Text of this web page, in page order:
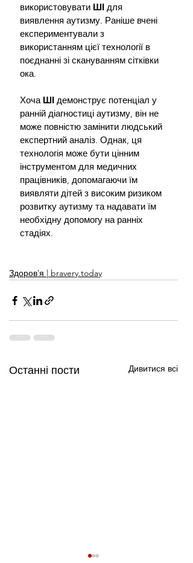
використовувати ШІ для
виявлення аутизму. Раніше вчені
експериментували з
використанням цієї технології в
поєднанні зі скануванням сітківки
ока.
Хоча ШІ демонструє потенціал у
ранній діагностиці аутизму, він не
може повністю замінити людський
експертний аналіз. Однак, ця
технологія може бути цінним
інструментом для медичних
працівників, допомагаючи їм
виявляти дітей з високим ризиком
розвитку аутизму та надавати їм
необхідну допомогу на ранніх
стадіях.
Здоровʼя | bravery.today
Останні пости Дивитися всі